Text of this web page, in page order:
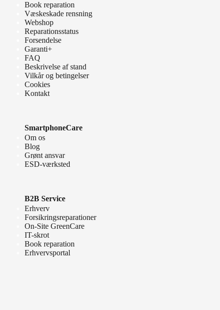
Book reparation
Væskeskade rensning
Webshop
Reparationsstatus
Forsendelse
Garanti+
FAQ
Beskrivelse af stand
Vilkår og betingelser
Cookies
Kontakt
SmartphoneCare
Om os
Blog
Grønt ansvar
ESD-værksted
B2B Service
Erhverv
Forsikringsreparationer
On-Site GreenCare
IT-skrot
Book reparation
Erhvervsportal